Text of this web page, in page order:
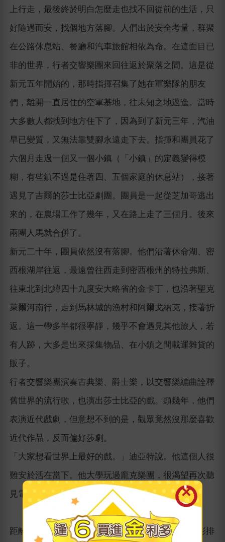
上行走，最後終於明白怎麼走也找不回從前的生活，只
好隨遇而安，找個地方落腳。人們出於安全考量，群聚
在公路休息站、餐廳和汽車旅館相依為命。在這面目已
非的世界，行者交響樂團來回往返於聚落之間。這是從
新元五年開始的，那時指揮召集了她在軍樂隊的朋友
們，離開一直居住的空軍基地，往未知之地邁進。當時
大多數人都找到地方住下了，因為到了新元三年，汽油
早已變質，又無法靠雙腳永遠走下去。指揮和團員花了
六個月走過一個又一個小鎮（「小鎮」的定義變得模
糊，有些鎮不過是住著四、五個家庭的休息站），接著
遇見了吉爾的莎士比亞劇團。團員是一起從芝加哥逃出
來的，在農場工作了幾年，又在路上走了三個月。後來
兩團人馬就合併了。
新元二十年，團員依然沒有落腳。他們沿著休侖湖、密
西根湖岸往返，最遠曾往西走到密西根州的特拉弗斯、
往東北到北緯四十九度安大略省的金卡丁，也沿著聖克
萊爾河南行，走到馬林城的漁村和阿爾戈納克，接著折
返。這一帶多半都很寧靜，幾乎不會遇見其他旅人，若
有人跡，大多是出來採集物品、在小鎮之間載運雜貨的
販子。
行者交響樂團演奏古典樂、爵士樂，以交響樂編曲詮釋
舊世界的流行歌，也演出莎士比亞的戲。頭幾年，他們
表演近代戲劇，但意想不到的是，觀眾竟然沒那麼喜歡
近代作品，反而偏好莎劇。
「大家想看世界上最好的戲。」迪亞特說。他這個人很
難安於活在當下。他大學玩過龐克樂團，很渴望再次聽
見電吉他的聲音。
距離水城只剩不到兩小時路程。《李爾王》第四幕彩排